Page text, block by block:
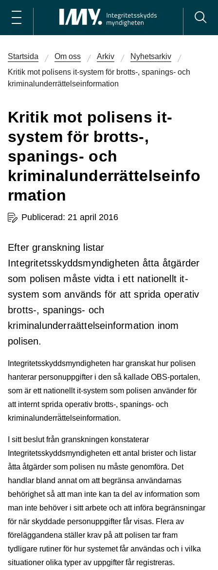
Startsida Om oss Arkiv
Nyhetsarkiv
Kritik mot polisens it-system för brotts-, spanings- och
kriminalunderrättelseinformation
Kritik mot polisens it-
system för brotts-,
spanings- och
kriminalunderrättelseinfo
rmation
Publicerad: 21 april 2016
Efter granskning listar
Integritetsskyddsmyndigheten åtta åtgärder
som polisen måste vidta i ett nationellt it-
system som används för att sprida operativ
brotts-, spanings- och
kriminalunderraättelseinformation inom
polisen.
Integritetsskyddsmyndigheten har granskat hur polisen
hanterar personuppgifter i den så kallade OBS-portalen,
som är ett nationellt it-system som polisen använder för
att internt sprida operativ brotts-, spanings- och
kriminalunderrä̈ttelseinformation.
I sitt beslut från granskningen konstaterar
Integritetsskyddsmyndigheten ett antal brister och listar
åtta åtgärder som polisen nu måste genomföra. Det
handlar bland annat om att begränsa användarnas
behörighet så att man inte kan ta del av information som
man inte behöver i sitt arbete och att införa begränsningar
för när skyddade personuppgifter får visas. Flera av
föreläggandena ställer krav på att polisen tar fram
tydligare rutiner för hur systemet får användas och i vilka
situationer olika typer av uppgifter får registreras.